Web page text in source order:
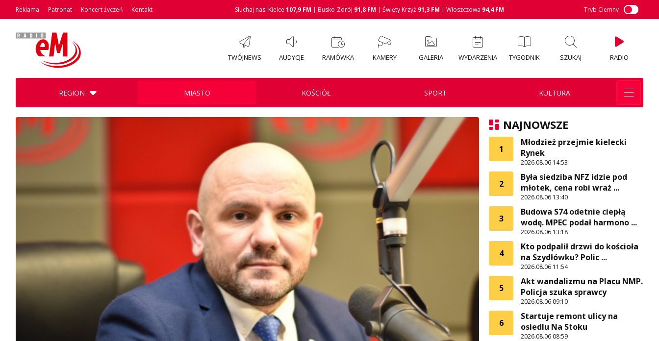
Reklama Patronat Koncert życzeń Kontakt Słuchaj nas: Kielce 107,9 FM | Busko-Zdrój 91,8 FM | Święty Krzyż 91,3 FM | Włoszczowa 94,4 FM Tryb Ciemny
TWÓJNEWS AUDYCJE RAMÓWKA KAMERY GALERIA WYDARZENIA TYGODNIK SZUKAJ RADIO
REGION MIASTO KOŚCIÓŁ SPORT KULTURA
NAJNOWSZE
1
Młodzież przejmie kielecki
Rynek
2026.08.06 14:53
2
Była siedziba NFZ idzie pod
młotek, cena robi wraż ...
2026.08.06 13:40
3
Budowa S74 odetnie ciepłą
wodę. MPEC podał harmono ...
2026.08.06 13:18
4
Kto podpalił drzwi do kościoła
na Szydłówku? Polic ...
2026.08.06 11:54
5
Akt wandalizmu na Placu NMP.
Policja szuka sprawcy
2026.08.06 09:10
6
Startuje remont ulicy na
osiedlu Na Stoku
2026.08.06 08:59